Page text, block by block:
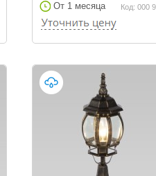
От 1 месяца Код: 000